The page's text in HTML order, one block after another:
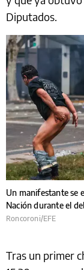
Diputados.
Un manifestante se
Nación durante el
Roncoroni/EFE
Tras un primer